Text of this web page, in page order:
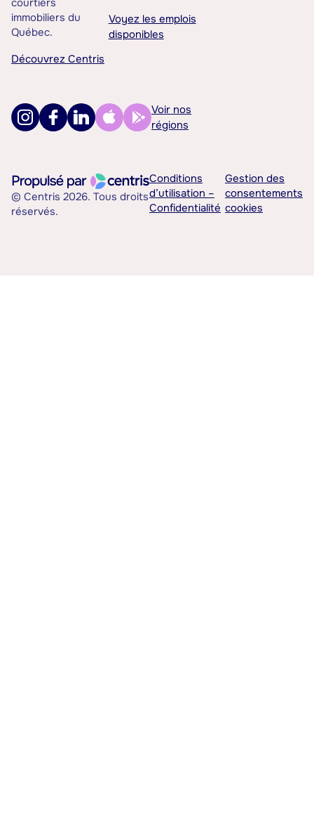
courtiers
immobiliers du
Québec.
Découvrez Centris
Voyez les emplois
disponibles
Voir nos
régions
© Centris 2026. Tous droits
réservés.
Conditions
d’utilisation –
Confidentialité
Gestion des
consentements
cookies